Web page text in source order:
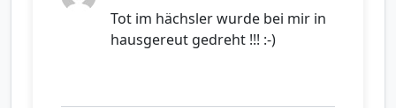
Tot im hächsler wurde bei mir in
hausgereut gedreht !!! :-)